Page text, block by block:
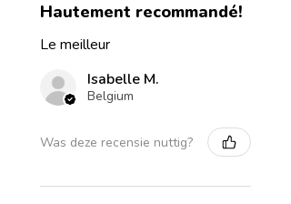
Hautement recommandé!
Le meilleur
Isabelle M.
Belgium
Was deze recensie nuttig?